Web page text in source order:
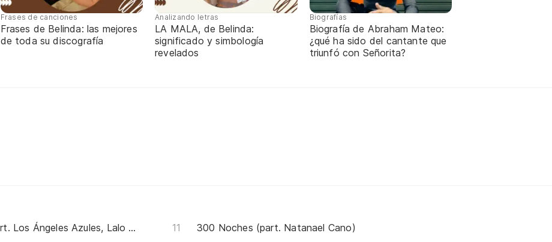
Frases de canciones
Frases de Belinda: las mejores
de toda su discografía
Analizando letras
LA MALA, de Belinda:
significado y simbología
revelados
Biografías
Biografía de Abraham Mateo:
¿qué ha sido del cantante que
triunfó con Señorita?
Amor a Primera Vista (part. Los Ángeles Azules, Lalo Ebratt y Horacio Palencia)
300 Noches (part. Natanael Cano)